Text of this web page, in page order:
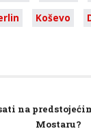
Koševo
na
Mostaru?